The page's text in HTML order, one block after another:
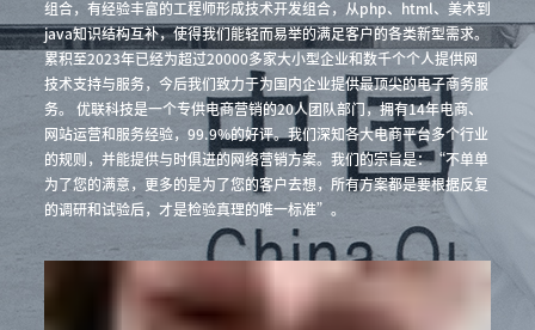
组合，有经验丰富的工程师形成技术开发组合，从php、html、美术到
java知识结构互补，使得我们能轻而易举的满足客户的各类新型需求。
累积至2023年已经为超过20000多家大小型企业和数千个个人提供网
技术支持与服务，今后我们致力于为国内企业提供最顶尖的电子商务服
务。 优联科技是一个专供电商营销的20人团队部门，拥有14年电商、
网站运营和服务经验，99.9%的好评。我们深知各大电商平台多个行业
的规则，并能提供与时俱进的网络营销方案。我们的宗旨是：“不单单
为了您的满意，更多的是为了您的客户去想，所有方案都是要根据反复
的调研和试验后，才是检验真理的唯一标准”。